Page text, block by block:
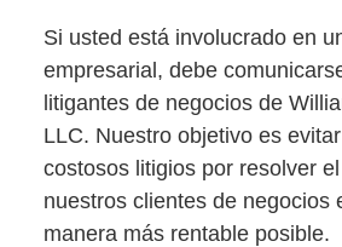
Si usted está involucrado en
empresarial, debe
litigantes de negocios de
LLC. Nuestro objetivo es
costosos litigios por resolver
nuestros clientes de negocios
manera más rentable posible.